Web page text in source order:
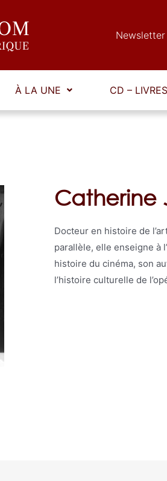
Newsletter
À LA UNE CD –
Catherine
Docteur en histoire de
parallèle, elle enseigne à
histoire du cinéma, son
l’histoire culturelle de